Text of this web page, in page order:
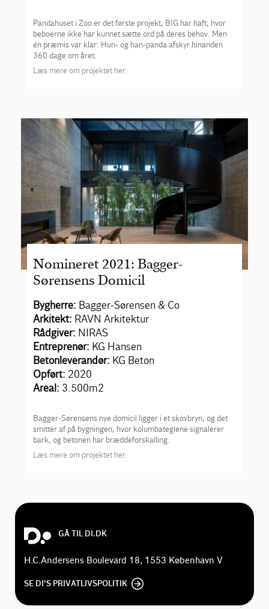
Pandahuset i Zoo er det første projekt, BIG har haft, hvor
beboerne ikke har kunnet sætte ord på deres behov. Men
én præmis var klar: Hun- og han-panda afskyr hinanden
360 dage om året.
Læs mere om projektet her.
Nomineret 2021: Bagger-
Sørensens Domicil
Bygherre: Bagger-Sørensen & Co
Arkitekt: RAVN Arkitektur
Rådgiver: NIRAS
Entreprenør: KG Hansen
Betonleverandør: KG Beton
Opført: 2020
Areal: 3.500m2
Bagger-Sørensens nye domicil ligger i et skovbryn, og det
smitter af på bygningen, hvor kolumbateglene signalerer
bark, og betonen har bræddeforskalling.
Læs mere om projektet her.
GÅ TIL DI.DK
H.C.Andersens Boulevard 18, 1553 København V
SE DI'S PRIVATLIVSPOLITIK